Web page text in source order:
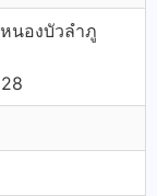
นองบัวลำภู